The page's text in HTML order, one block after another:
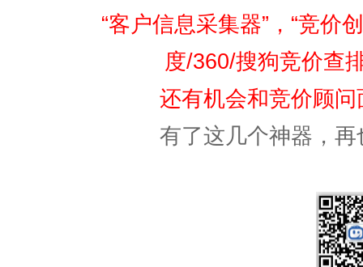
“客户信息采集器”，“竞价
度/360/搜狗竞价查
还有机会和竞价顾
有了这几个神器，